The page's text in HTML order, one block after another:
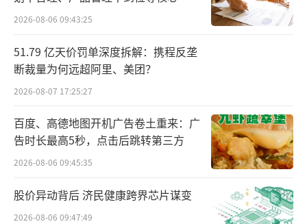
年内涨幅已超70%。板块估值高位运行，叠加
全盘退出，兑现意图不言自明。
需要注意的是，华天科技不是纯粹的财务
投资者。它与华海诚科的渊源，要从16年前说
起。
2010年12月，华天科技出资500万元，与
江苏乾丰投资共同设立华海诚科前身——江苏华
海诚科新材料有限公司，占股10%。2015年股
点”
2026-08-06 09:43:25
51.79 亿天价罚单深度拆解：携程反垄
断裁量为何远超阿里、美团？
2026-08-07 17:25:27
百度、高德地图开机广告卷土重来：广
告时长最高5秒，点击后跳转第三方
2026-08-06 09:45:35
股价异动背后 济民健康跨界芯片谋变
2026-08-06 09:47:49